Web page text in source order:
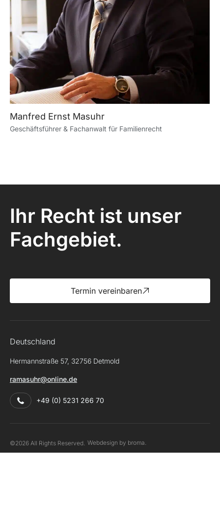
Manfred Ernst Masuhr
Geschäftsführer & Fachanwalt für Familienrecht
Ihr Recht ist unser
Fachgebiet.
Termin vereinbaren
Deutschland
Hermannstraße 57, 32756 Detmold
ramasuhr@online.de
+49 (0) 5231 266 70
©2026 All Rights Reserved. Webdesign by broma.